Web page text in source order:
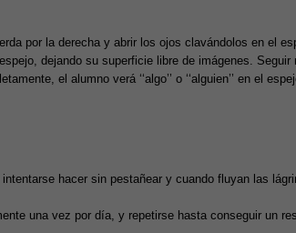
por la derecha y abrir los ojos clavándolos en el
dejando su superficie libre de imágenes.
el alumno verá ‘‘algo’’ o ‘‘alguien’’ en el
hacer sin pestañear y cuando fluyan las
una vez por día, y repetirse hasta conseguir un